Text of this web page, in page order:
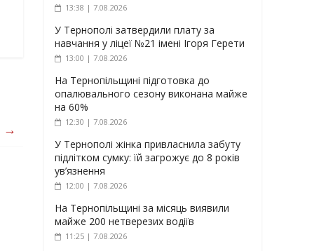
→
13:38 | 7.08.2026
У Тернополі затвердили плату за
навчання у ліцеї №21 імені Ігоря Герети
13:00 | 7.08.2026
На Тернопільщині підготовка до
опалювального сезону виконана майже
на 60%
12:30 | 7.08.2026
У Тернополі жінка привласнила забуту
підлітком сумку: їй загрожує до 8 років
ув’язнення
12:00 | 7.08.2026
На Тернопільщині за місяць виявили
майже 200 нетверезих водіїв
11:25 | 7.08.2026